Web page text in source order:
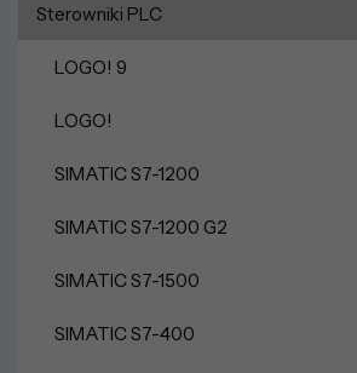
Sterowniki PLC
LOGO! 9
LOGO!
SIMATIC S7-1200
SIMATIC S7-1200 G2
SIMATIC S7-1500
SIMATIC S7-400